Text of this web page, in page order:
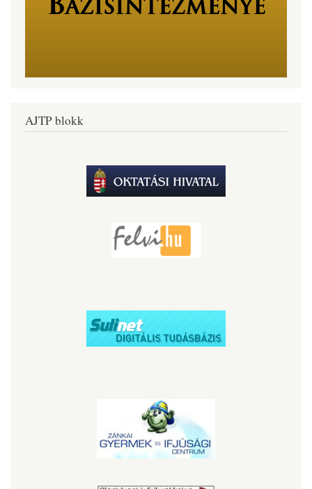
AJTP blokk